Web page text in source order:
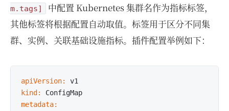
m.tags]
中配置 Kubernetes 集群名作为指标标签，
其他标签将根据配置自动取值。标签用于区分不同集
群、实例、关联基础设施指标。插件配置举例如下：
apiVersion:
kind:
metadata: